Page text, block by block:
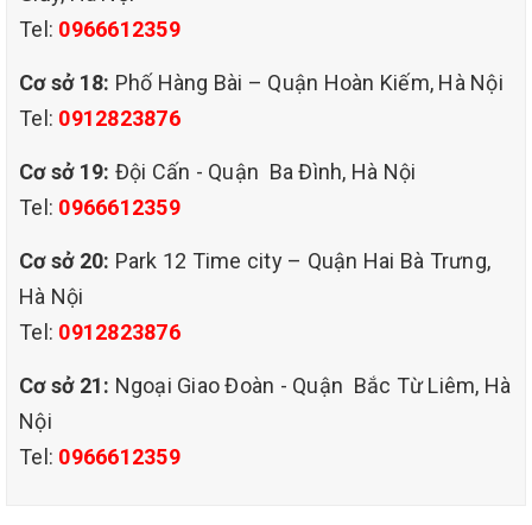
gây hắt xì, ho, hen suyễn… Để rèm cửa được
sạch sẽ thơm tho bảo vệ sức khỏe mọi
người trong gia đình, bạn nên giặt rèm cửa
định kỳ 2 – 3 tháng 1 lần.hoặc 6 tháng 1
lần.
GIẶT RÈM Ở ĐÂU?
Giặt rèm tốn rất nhiều thời gian khi phải
tháo gỡ các móc phía trên rồi hạ xuống,
giặt xong lại lắp như cũ. Đối với các gia
đình ở thành phố Hà Nội rất bận rộn khó
Tel: 0966612359
Cơ sở 18: Phố Hàng Bài – Quận Hoàn Kiếm, Hà Nội
Tel: 0912823876
Cơ sở 19: Đội Cấn - Quận Ba Đình, Hà Nội
Tel: 0966612359
Cơ sở 20: Park 12 Time city – Quận Hai Bà Trưng,
Hà Nội
Tel: 0912823876
Cơ sở 21: Ngoại Giao Đoàn - Quận Bắc Từ Liêm, Hà
Nội
Tel: 0966612359